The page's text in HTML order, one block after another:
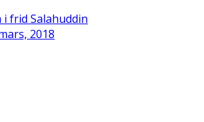
i frid Salahuddin
2018